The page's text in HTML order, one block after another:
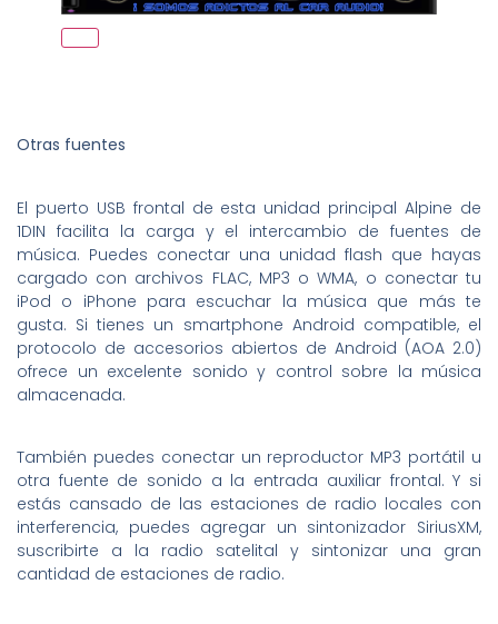
Otras fuentes
El puerto USB frontal de esta unidad principal Alpine de
1DIN facilita la carga y el intercambio de fuentes de
música. Puedes conectar una unidad flash que hayas
cargado con archivos FLAC, MP3 o WMA, o conectar tu
iPod o iPhone para escuchar la música que más te
gusta. Si tienes un smartphone Android compatible, el
protocolo de accesorios abiertos de Android (AOA 2.0)
ofrece un excelente sonido y control sobre la música
almacenada.
También puedes conectar un reproductor MP3 portátil u
otra fuente de sonido a la entrada auxiliar frontal. Y si
estás cansado de las estaciones de radio locales con
interferencia, puedes agregar un sintonizador SiriusXM,
suscribirte a la radio satelital y sintonizar una gran
cantidad de estaciones de radio.